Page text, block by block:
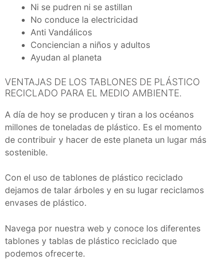
Ni se pudren ni se astillan
No conduce la electricidad
Anti Vandálicos
Conciencian a niños y adultos
Ayudan al planeta
VENTAJAS DE LOS TABLONES DE PLÁSTICO
RECICLADO PARA EL MEDIO AMBIENTE.
A día de hoy se producen y tiran a los océanos
millones de toneladas de plástico. Es el momento
de contribuir y hacer de este planeta un lugar más
sostenible.
Con el uso de tablones de plástico reciclado
dejamos de talar árboles y en su lugar reciclamos
envases de plástico.
Navega por nuestra web y conoce los diferentes
tablones y tablas de plástico reciclado que
podemos ofrecerte.